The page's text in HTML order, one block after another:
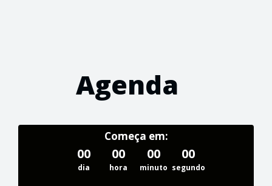
Agenda
Começa em:
00
dia
00
hora
00
minuto
00
segundo